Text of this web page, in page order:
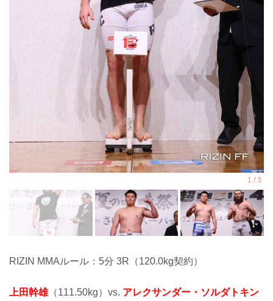
RIZIN MMAルール：5分 3R（120.0kg契約）
上田幹雄（111.50kg）vs. アレクサンダー・ソルダトキン